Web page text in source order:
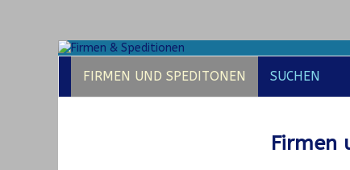
FIRMEN UND SPEDITONEN SUCHEN
Firmen